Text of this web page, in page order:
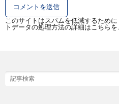
このサイトはスパムを低減するために
トデータの処理方法の詳細はこちら